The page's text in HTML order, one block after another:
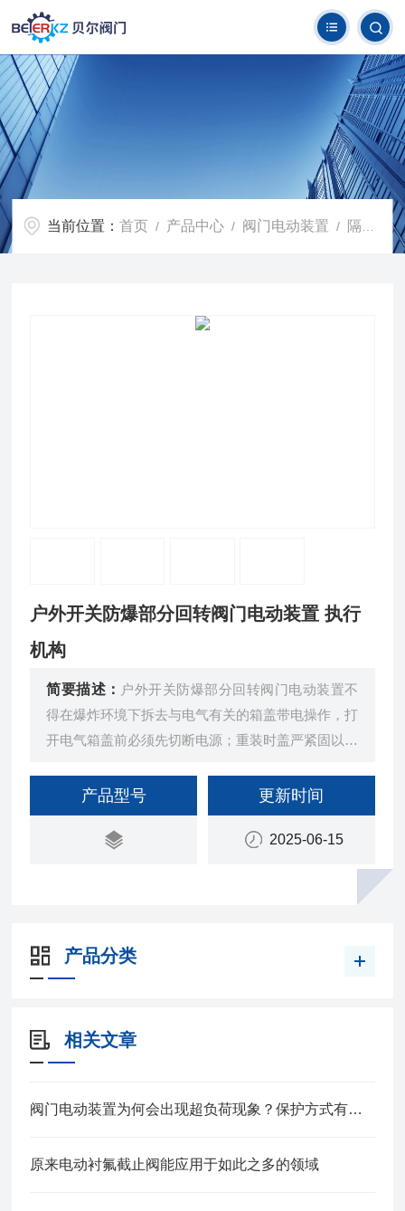
当前位置：首页 / 产品中心 / 阀门电动装置 / 隔爆型阀门电动装置
户外开关防爆部分回转阀门电动装置 执行
机构
简要描述： 户外开关防爆部分回转阀门电动装置不
得在爆炸环境下拆去与电气有关的箱盖带电操作，打
开电气箱盖前必须先切断电源；重装时盖严紧固以保
产品型号 更新时间
2025-06-15
产品分类
相关文章
阀门电动装置为何会出现超负荷现象？保护方式有哪些？
原来电动衬氟截止阀能应用于如此之多的领域